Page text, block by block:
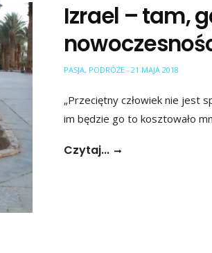
Izrael – tam,
PASJA, PODRÓŻE - 21 MAJA 2018
„Przeciętny człowiek nie jest
im będzie go to kosztowało
Czytaj...